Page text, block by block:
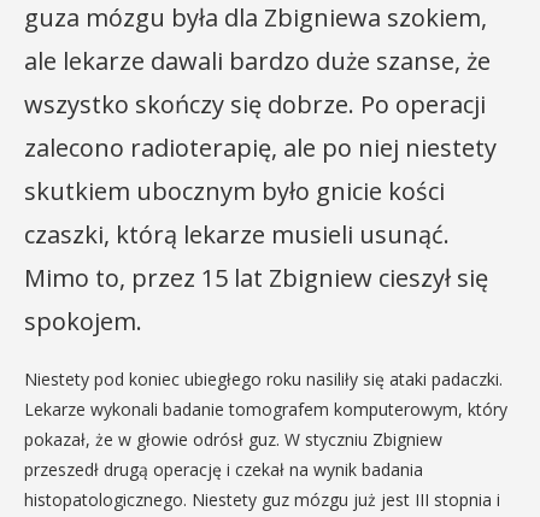
guza mózgu była dla Zbigniewa szokiem,
ale lekarze dawali bardzo duże szanse, że
wszystko skończy się dobrze. Po operacji
zalecono radioterapię, ale po niej niestety
skutkiem ubocznym było gnicie kości
czaszki, którą lekarze musieli usunąć.
Mimo to, przez 15 lat Zbigniew cieszył się
spokojem.
Niestety pod koniec ubiegłego roku nasiliły się ataki padaczki.
Lekarze wykonali badanie tomografem komputerowym, który
pokazał, że w głowie odrósł guz. W styczniu Zbigniew
przeszedł drugą operację i czekał na wynik badania
histopatologicznego. Niestety guz mózgu już jest III stopnia i